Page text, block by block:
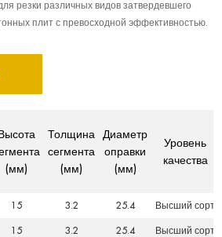
резки различных видов затвердевшего
плит с превосходной эффективностью.
Высота
(мм)
Толщина
сегмента
(мм)
Диаметр
оправки
(мм)
Уровень
качества
15 3.2 25.4 Высший сорт
15 3.2 25.4 Высший сорт